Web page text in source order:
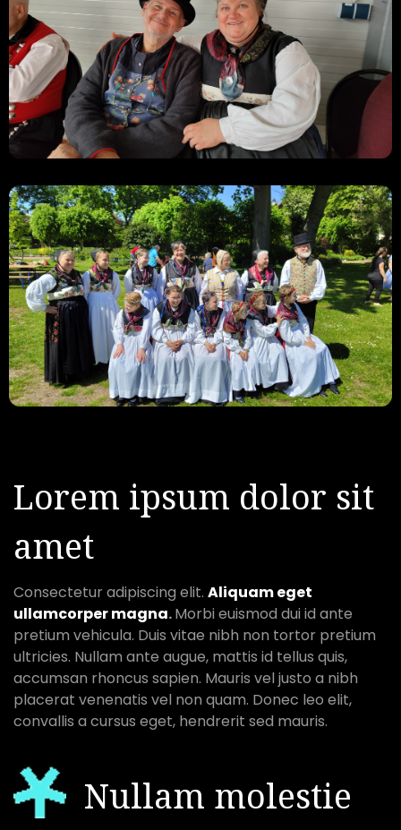
Lorem ipsum dolor sit
amet
Consectetur adipiscing elit. Aliquam eget
ullamcorper magna.Morbi euismod dui id ante
pretium vehicula. Duis vitae nibh non tortor pretium
ultricies. Nullam ante augue, mattis id tellus quis,
accumsan rhoncus sapien. Mauris vel justo a nibh
placerat venenatis vel non quam. Donec leo elit,
convallis a cursus eget, hendrerit sed mauris.
Nullam molestie